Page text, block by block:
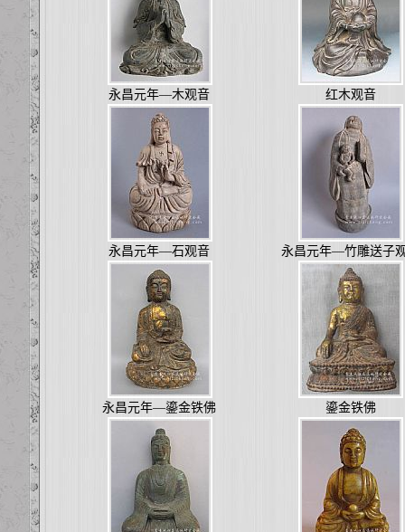
永昌元年—木观音 红木观音
永昌元年—石观音 永昌元年—竹雕送子
永昌元年—鎏金铁佛 鎏金铁佛